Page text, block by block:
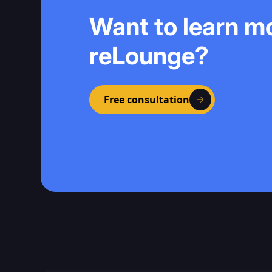
Want to learn
reLounge?
Free consultation